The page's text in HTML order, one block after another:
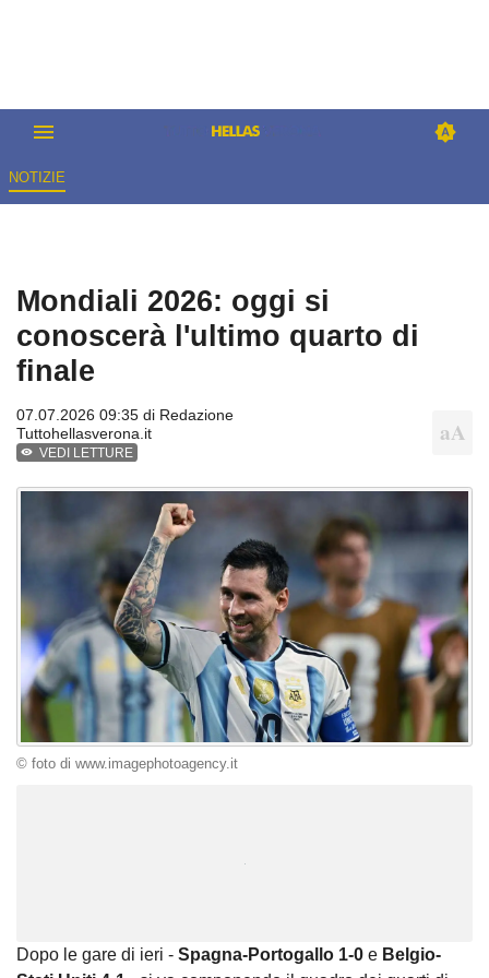
NOTIZIE
Mondiali 2026: oggi si
conoscerà l'ultimo quarto di
finale
07.07.2026 09:35 di Redazione
Tuttohellasverona.it
VEDI LETTURE
© foto di www.imagephotoagency.it
Dopo le gare di ieri - Spagna-Portogallo 1-0 e Belgio-